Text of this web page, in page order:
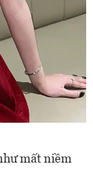
mất niềm